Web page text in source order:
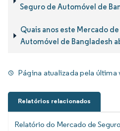
Seguro de Automóvel de
Quais anos este Mercado
Automóvel de Bangladesh
Página atualizada pela última
Relatórios relacionados
Relatório do Mercado de